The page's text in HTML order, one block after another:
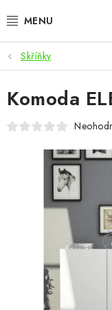
na
OBÝVACÍ POKOJ
KUCHYŇ A JÍDELNA
LOŽNICE
DĚTSKÝ POKOJ
KANCELÁŘ /
KOUPELNA A WC
PŘEDSÍŇ
Skříňky
Komoda